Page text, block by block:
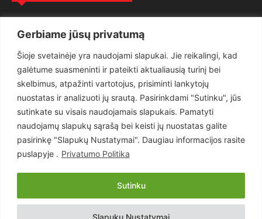
Gerbiame jūsų privatumą
Šioje svetainėje yra naudojami slapukai. Jie reikalingi, kad
galėtume suasmeninti ir pateikti aktualiausią turinį bei
skelbimus, atpažinti vartotojus, prisiminti lankytojų
nuostatas ir analizuoti jų srautą. Pasirinkdami "Sutinku", jūs
sutinkate su visais naudojamais slapukais. Pamatyti
naudojamų slapukų sąrašą bei keisti jų nuostatas galite
pasirinkę "Slapukų Nustatymai". Daugiau informacijos rasite
puslapyje . Privatumo Politika
Slapukų Nustatymai
Sutinku
Teisėsauga
1497
Aktualu
Lietuva
619
Pasaulis
Статьи на русском
Articles in english
Copyright © 2026 UAB „Goruva“. Visos teisės saugomos.